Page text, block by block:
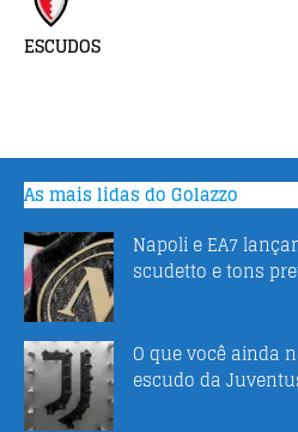
ESCUDOS
As mais lidas do Golazzo
Napoli e EA7
scudetto e tons
O que você ainda
escudo da